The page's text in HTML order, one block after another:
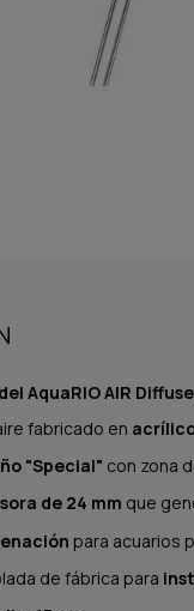
AquaRIO AIR
fabricado en
"Special" con zona
de 24 mm que
para acuarios
de fábrica para